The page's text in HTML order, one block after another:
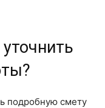
подробную смету